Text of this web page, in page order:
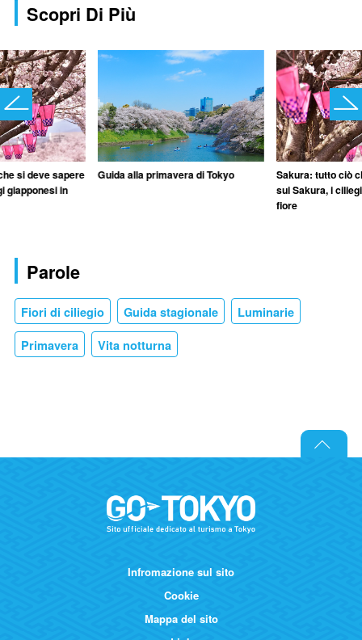
Scopri Di Più
si deve sapere
giapponesi in
Guida alla primavera di Tokyo
Sakura: tutto ciò
sui Sakura, i
fiore
Parole
Fiori di ciliegio Guida stagionale Luminarie
Primavera Vita notturna
Infromazione sul sito
Cookie
Mappa del sito